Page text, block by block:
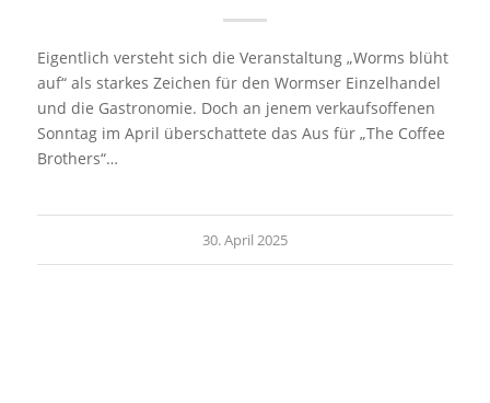
Eigentlich versteht sich die Veranstaltung „Worms blüht
auf“ als starkes Zeichen für den Wormser Einzelhandel
und die Gastronomie. Doch an jenem verkaufsoffenen
Sonntag im April überschattete das Aus für „The Coffee
Brothers“…
30. April 2025